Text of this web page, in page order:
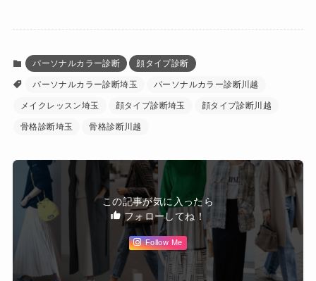
パーソナルカラー診断 顔タイプ診断
パーソナルカラー診断埼玉 パーソナルカラー診断川越
メイクレッスン埼玉 顔タイプ診断埼玉 顔タイプ診断川越
骨格診断埼玉 骨格診断川越
この記事が気に入ったら
フォローしてね！
Follow Me